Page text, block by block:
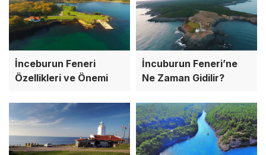
İnceburun Feneri
Özellikleri ve Önemi
İncuburun Feneri’ne
Ne Zaman Gidilir?